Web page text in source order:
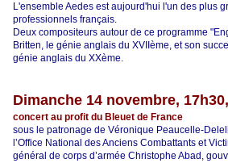
L'ensemble Aedes est aujourd'hui l'un des plus
professionnels français.
Deux compositeurs autour de ce programme
Britten, le génie anglais du XVIIème, et son
génie anglais du XXème.
Dimanche 14 novembre,
concert au profit du Bleuet de France
sous le patronage de Véronique Peaucelle-
l’Office National des Anciens Combattants et
général de corps d’armée Christophe Abad,